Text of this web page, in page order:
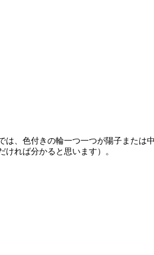
は、色付きの輪一つ一つが陽子または
ければ分かると思います）。